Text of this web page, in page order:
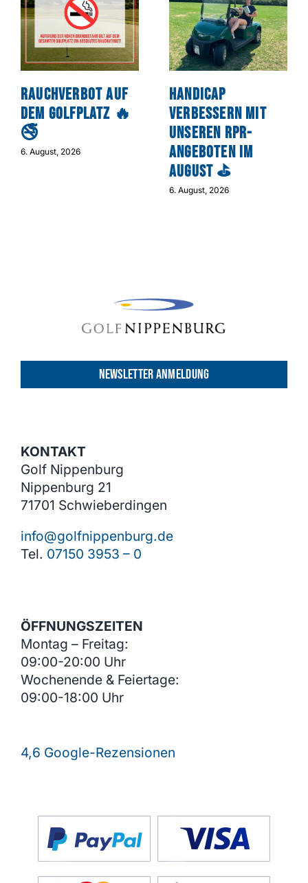
Rauchverbot auf
dem Golfplatz 🔥
🚭
6. August, 2026
Handicap
verbessern mit
unseren RPR-
Angeboten im
August ⛳
6. August, 2026
NEWSLETTER ANMELDUNG
KONTAKT
Golf Nippenburg
Nippenburg 21
71701 Schwieberdingen
info@golfnippenburg.de
Tel. 07150 3953 – 0
ÖFFNUNGSZEITEN
Montag – Freitag:
09:00-20:00 Uhr
Wochenende & Feiertage:
09:00-18:00 Uhr
4,6 Google-Rezensionen